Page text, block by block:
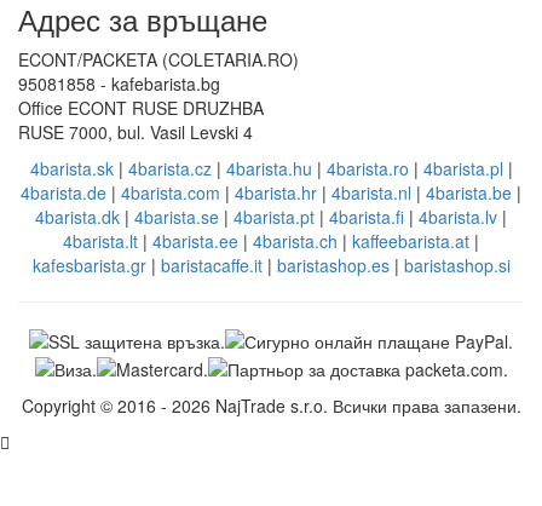
Адрес за връщане
ECONT/PACKETA (COLETARIA.RO)
95081858 - kafebarista.bg
Office ECONT RUSE DRUZHBA
RUSE 7000, bul. Vasil Levski 4
4barista.sk| 4barista.cz| 4barista.hu | 4barista.ro | 4barista.pl |
4barista.de | 4barista.com | 4barista.hr | 4barista.nl | 4barista.be |
4barista.dk | 4barista.se | 4barista.pt | 4barista.fi | 4barista.lv |
4barista.lt | 4barista.ee | 4barista.ch | kaffeebarista.at |
kafesbarista.gr| baristacaffe.it| baristashop.es| baristashop.si
Copyright © 2016 - 2026 NajTrade s.r.o. Всички права запазени.